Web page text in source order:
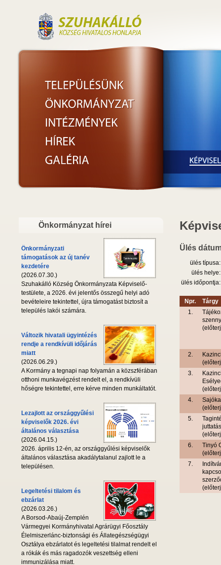
Önkormányzat hírei
Önkormányzati
támogatások az új tanév
kezdetére
(2026.07.30.)
Szuhakálló Község Önkormányzata Képviselő-
testülete, a 2026. évi jelentős összegű helyi adó
bevételeire tekintettel, újra támogatást biztosít a
település lakói számára.
Változik hivatali ügyintézés
rendje a rendkívüli időjárás
miatt
(2026.06.29.)
A Kormány a tegnapi nap folyamán a közszférában
otthoni munkavégzést rendelt el, a rendkívüli
hőségre tekintettel, erre kérve minden munkáltatót.
Lezajlott az országgyűlési
képviselők 2026. évi
általános választása
(2026.04.15.)
2026. április 12-én, az országgyűlési képviselők
általános választása akadálytalanul zajlott le a
településen.
Legeltetési tilalom és
ebzárlat
(2026.03.26.)
A Borsod-Abaúj-Zemplén
Vármegyei Kormányhivatal Agrárügyi Főosztály
Élelmiszerlánc-biztonsági és Állategészségügyi
Osztálya ebzárlatot és legeltetési tilalmat rendelt el
a rókák és más ragadozók veszettség elleni
immunizálása miatt.
Ülés
ülés típusa:
ülés helye:
ülés időpontja:
Npr.
Tárgy
1.
2.
3.
4.
5.
6.
Tinyó
7.